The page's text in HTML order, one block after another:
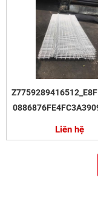
Liên hệ